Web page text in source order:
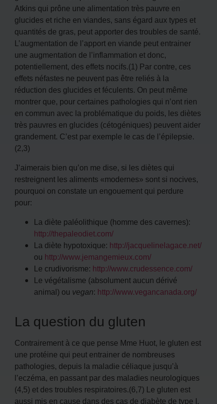
Atkins qui prône une alimentation très pauvre en
glucides et riche en viandes, sans égard aux types et
quantités de gras, peut apporter des troubles de santé.
L’augmentation de l’apport en viande peut entrainer
une augmentation de l’inflammation et donc,
potentiellement, des effets nocifs.(1) Par contre, ces
effets néfastes ne peuvent pas être reliés à la
réduction des glucides et féculents. On peut même
montrer que, pour certaines pathologies qui n’ont rien
en commun avec la problématique du poids, les diètes
très pauvres en glucides (cétogéniques) peuvent aider
grandement. C’est par exemple le cas de l’épilepsie.
(2,3)
J’aimerais bien qu’on me dise, si les diètes qui
restreignent les aliments «modernes» sont si nocives,
pourquoi on constate un engouement qui perdure
pour:
La diète paléolithique (homme des cavernes):
http://thepaleodiet.com/
La diète hypotoxique: http://jacquelinelagace.net/
ou http://www.jemangemieux.com/
Le crudivorisme: http://www.crudessence.com/
Le végétalisme (absolument aucun dérivé
animal) ou vegan: http://www.vegancanada.org/
La question du gluten
Contrairement à ce que pense Mme Huot, le gluten est
une protéine qui peut entrainer de nombreuses
pathologies, depuis la maladie céliaque jusqu’à
l’eczéma, en passant par des maladies neurologiques
(4,5) et des troubles respiratoires.(6,7) Le gluten est
aussi mis en cause dans des cas de diabète de type I.